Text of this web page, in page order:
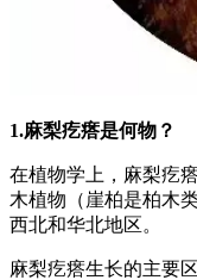
1.麻梨疙瘩是何物？
在植物学上，麻梨疙
木植物（崖柏是柏木
西北和华北地区。
麻梨疙瘩生长的主要